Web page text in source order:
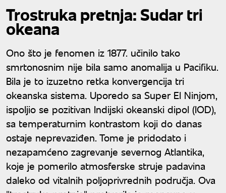
Trostruka pretnja: Sudar tri
okeana
Ono što je fenomen iz 1877. učinilo tako
smrtonosnim nije bila samo anomalija u Pacifiku.
Bila je to izuzetno retka konvergencija tri
okeanska sistema. Uporedo sa Super El Ninjom,
ispoljio se pozitivan Indijski okeanski dipol (IOD),
sa temperaturnim kontrastom koji do danas
ostaje neprevaziđen. Tome je pridodato i
nezapamćeno zagrevanje severnog Atlantika,
koje je pomerilo atmosferske struje padavina
daleko od vitalnih poljoprivrednih područja. Ova